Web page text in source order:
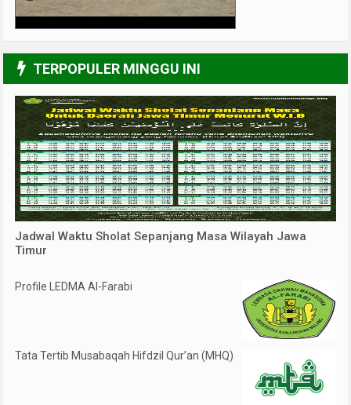
3/6
TERPOPULER MINGGU INI
Jadwal Waktu Sholat Sepanjang Masa Wilayah Jawa
Timur
Profile LEDMA Al-Farabi
Tata Tertib Musabaqah Hifdzil Qur’an (MHQ)